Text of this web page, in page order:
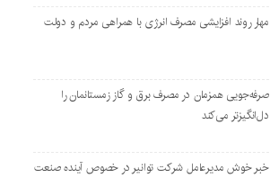
مهار روند افزایشی مصرف انرژی با همراهی مردم و دولت
صرفه‌جویی همزمان در مصرف برق و گاز زمستانمان را
دل‌انگیزتر می‌کند
خبر خوش مدیرعامل شرکت توانیر در خصوص آینده صنعت